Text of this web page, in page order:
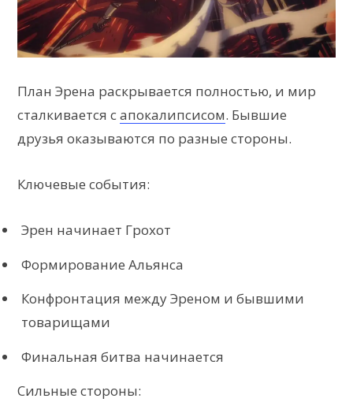
План Эрена раскрывается полностью, и мир
сталкивается сапокалипсисом. Бывшие
друзья оказываются по разные стороны.
Ключевые события:
Эрен начинает Грохот
Формирование Альянса
Конфронтация между Эреном и бывшими
товарищами
Финальная битва начинается
Сильные стороны: